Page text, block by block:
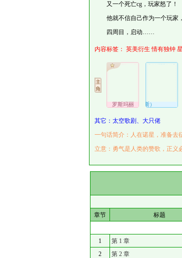
又一个死亡cg，玩家怒了！
他就不信自己作为一个玩家，
四周目，启动……
内容标签： 英美衍生 情有独钟
罗斯玛丽 柯咪（布鲁斯
其它：太空歌剧、大只佬
一句话简介：人在诺星，准备去
立意：勇气是人类的赞歌，正义
章节
标题
1
第 1 章
2
第 2 章